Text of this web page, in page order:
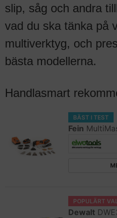
slip, såg och andra
vad du ska tänka på
multiverktyg, och
bästa modellerna.
Handlasmart
BÄST I TEST
Fein
POPULÄRT
Dewalt